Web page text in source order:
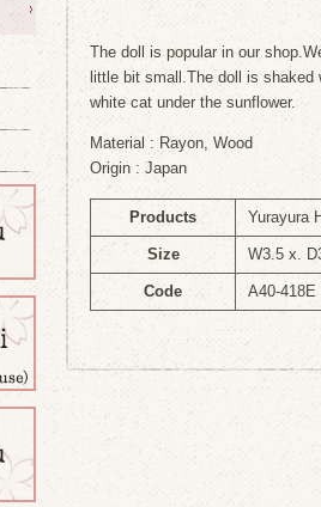
The doll is popular in our
little bit small.The doll is
white cat under the sunflower.
Material : Rayon, Wood
Origin : Japan
Products Yurayura
Size W3.5 x.
Code A40-418E